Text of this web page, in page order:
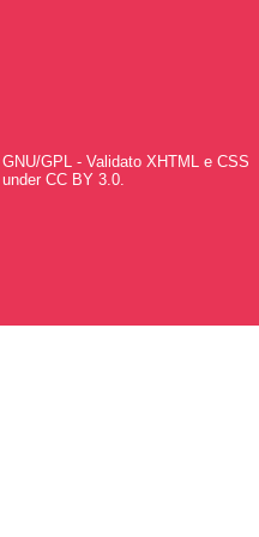
GPL - Validato XHTML e CSS
CC BY 3.0.